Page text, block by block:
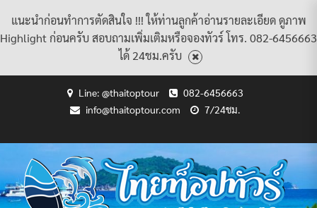
แนะนำก่อนทำการตัดสินใจ !!! ให้ท่านลูกค้าอ่านรายละเอียด ดูภาพ
Highlight ก่อนครับ สอบถามเพิ่มเติมหรือจองทัวร์ โทร. 082-6456663
ได้ 24ชม.ครับ
Line: @thaitoptour
082-6456663
info@thaitoptour.com
7/24ชม.
ACCOUNT
POLICY
AND
CONDITIONS
แพ็คเกจ
ทัวร์
ทั้งหมด
สู่
ไทย
ท็อป
เราทั้งหมด